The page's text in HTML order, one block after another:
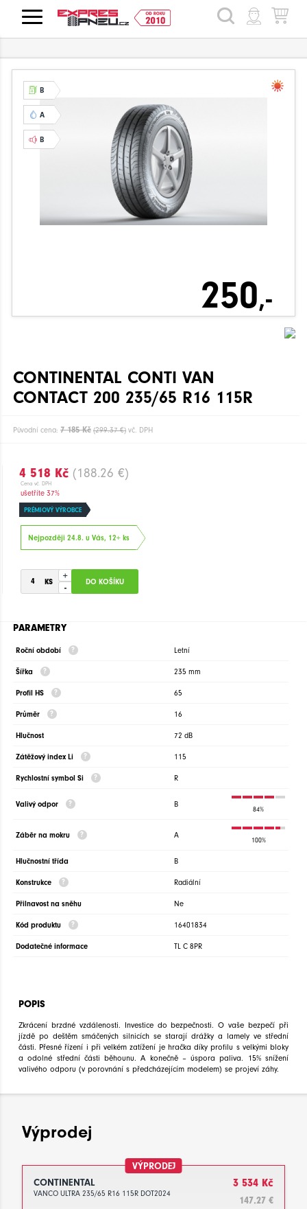
HLEDAT
B
A
B
250,-
CONTINENTAL CONTI VAN
CONTACT 200 235/65 R16 115R
Původní cena: 7 185 Kč (299.37 €) vč. DPH
4 518 Kč (188.26 €)
Cena vč. DPH
ušetříte 37%
PRÉMIOVÝ VÝROBCE
Nejpozději 24.8. u Vás, 12+ ks
+
-
PARAMETRY
Roční období Letní
Šířka 235 mm
Profil HS 65
Průměr 16
Hlučnost 72 dB
Zátěžový index Li 115
Rychlostní symbol Si R
Valivý odpor B
84%
Záběr na mokru A
100%
Hlučnostní třída B
Konstrukce Radiální
Přilnavost na sněhu Ne
Kód produktu 16401834
Dodatečné informace TL C 8PR
POPIS
Zkrácení brzdné vzdálenosti. Investice do bezpečnosti. O vaše bezpečí při
jízdě po deštěm smáčených silnicích se starají drážky a lamely ve střední
části. Přesné řízení i při velkém zatížení je hračka díky profilu s velkými bloky
a odolné střední části běhounu. A konečně – úspora paliva. 15% snížení
valivého odporu (v porovnání s předcházejícím modelem) se projeví záhy.
Výprodej
VÝPRODEJ
CONTINENTAL
VANCO ULTRA 235/65 R16 115R DOT2024
3 534 Kč
147.27 €